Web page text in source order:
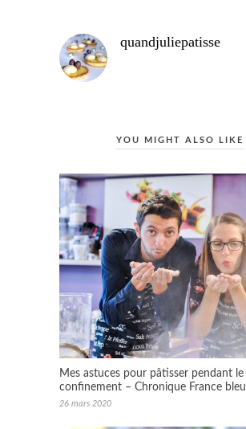
quandjuliepatisse
YOU MIGHT ALSO LIKE
Mes astuces pour pâtisser pendant le
confinement – Chronique France bleu
26 mars 2020